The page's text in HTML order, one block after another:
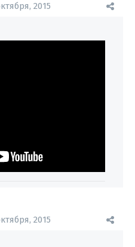
2015
2015